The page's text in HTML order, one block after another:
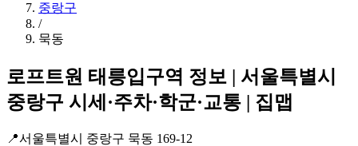
중랑구
/
묵동
로프트원 태릉입구역 정보 | 서울특별시
중랑구 시세·주차·학군·교통 | 집맵
📍서울특별시 중랑구 묵동 169-12